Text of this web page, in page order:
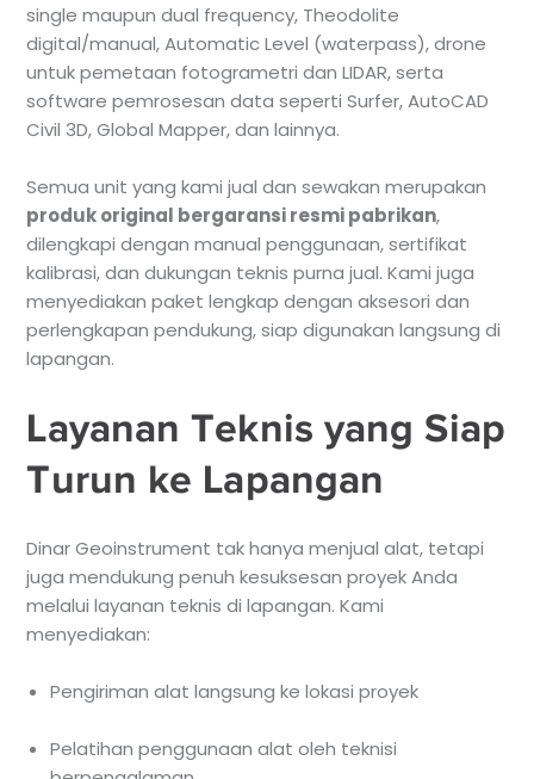
single maupun dual frequency, Theodolite
digital/manual, Automatic Level (waterpass), drone
untuk pemetaan fotogrametri dan LIDAR, serta
software pemrosesan data seperti Surfer, AutoCAD
Civil 3D, Global Mapper, dan lainnya.
Semua unit yang kami jual dan sewakan merupakan
produk original bergaransi resmi pabrikan,
dilengkapi dengan manual penggunaan, sertifikat
kalibrasi, dan dukungan teknis purna jual. Kami juga
menyediakan paket lengkap dengan aksesori dan
perlengkapan pendukung, siap digunakan langsung di
lapangan.
Layanan Teknis yang Siap
Turun ke Lapangan
Dinar Geoinstrument tak hanya menjual alat, tetapi
juga mendukung penuh kesuksesan proyek Anda
melalui layanan teknis di lapangan. Kami
menyediakan:
Pengiriman alat langsung ke lokasi proyek
Pelatihan penggunaan alat oleh teknisi